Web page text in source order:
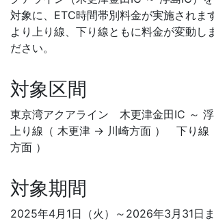
対象に、ETC時間帯別料金が実施されま
より上り線、下り線ともに料金が変動し
ださい。
対象区間
東京湾アクアライン 木更津金田IC ～
上り線（ 木更津 → 川崎方面 ） 下り
方面 ）
対象期間
2025年4月1日（火）～2026年3月31日